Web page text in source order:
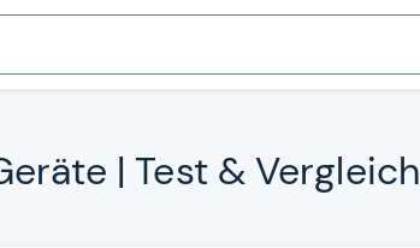
| Test & Ver­gleich